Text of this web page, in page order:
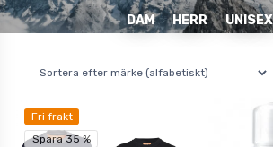
DAM HERR UNISEX
Fri frakt
Spara 35 %